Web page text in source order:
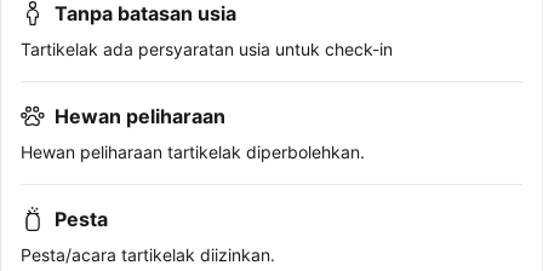
Tanpa batasan usia
Tartikelak ada persyaratan usia untuk check-in
Hewan peliharaan
Hewan peliharaan tartikelak diperbolehkan.
Pesta
Pesta/acara tartikelak diizinkan.